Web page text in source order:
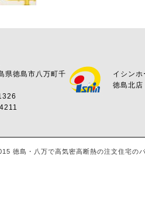
県徳島市八万町千
イシン
徳島北店
徳島・八万で高気密高断熱の注文住宅の